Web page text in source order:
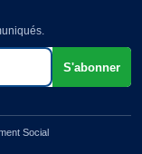
S'abonner
Social